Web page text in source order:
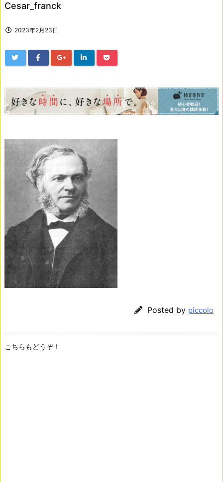
Cesar_franck
2023年2月23日
Posted by piccolo
こちらもどうぞ！